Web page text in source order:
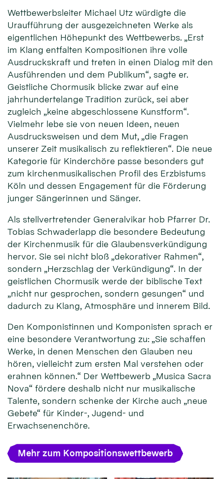
Wettbewerbsleiter Michael Utz würdigte die
Uraufführung der ausgezeichneten Werke als
eigentlichen Höhepunkt des Wettbewerbs. „Erst
im Klang entfalten Kompositionen ihre volle
Ausdruckskraft und treten in einen Dialog mit den
Ausführenden und dem Publikum“, sagte er.
Geistliche Chormusik blicke zwar auf eine
jahrhundertelange Tradition zurück, sei aber
zugleich „keine abgeschlossene Kunstform“.
Vielmehr lebe sie von neuen Ideen, neuen
Ausdrucksweisen und dem Mut, „die Fragen
unserer Zeit musikalisch zu reflektieren“. Die neue
Kategorie für Kinderchöre passe besonders gut
zum kirchenmusikalischen Profil des Erzbistums
Köln und dessen Engagement für die Förderung
junger Sängerinnen und Sänger.
Als stellvertretender Generalvikar hob Pfarrer Dr.
Tobias Schwaderlapp die besondere Bedeutung
der Kirchenmusik für die Glaubensverkündigung
hervor. Sie sei nicht bloß „dekorativer Rahmen“,
sondern „Herzschlag der Verkündigung“. In der
geistlichen Chormusik werde der biblische Text
„nicht nur gesprochen, sondern gesungen“ und
dadurch zu Klang, Atmosphäre und innerem Bild.
Den Komponistinnen und Komponisten sprach er
eine besondere Verantwortung zu: „Sie schaffen
Werke, in denen Menschen den Glauben neu
hören, vielleicht zum ersten Mal verstehen oder
erahnen können.“ Der Wettbewerb „Musica Sacra
Nova“ fördere deshalb nicht nur musikalische
Talente, sondern schenke der Kirche auch „neue
Gebete“ für Kinder-, Jugend- und
Erwachsenenchöre.
Mehr zum Kompositionswettbewerb